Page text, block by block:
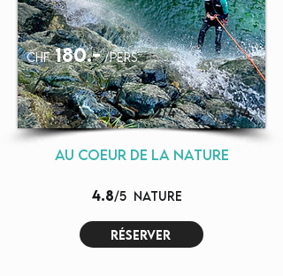
chf 180.- /pers.
4H2/43/4
au coeur de la nature
4.8/5 NATURE
réserver